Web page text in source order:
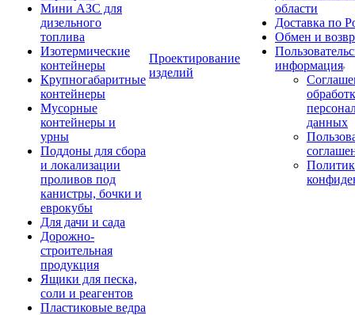
Мини АЗС для
дизельного
топлива
Изотермические
контейнеры
Крупногабаритные
контейнеры
Мусорные
контейнеры и
урны
Поддоны для сбора
и локализации
проливов под
канистры, бочки и
еврокубы
Для дачи и сада
Дорожно-
строительная
продукция
Ящики для песка,
соли и реагентов
Пластиковые ведра
Проектирование
изделий
области
Доставка по
Обмен и
информация
данных